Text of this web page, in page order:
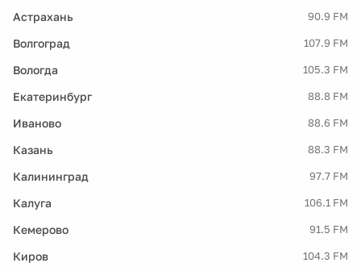
Астрахань 90.9 FM
Волгоград 107.9 FM
Вологда 105.3 FM
Екатеринбург 88.8 FM
Иваново 88.6 FM
Казань 88.3 FM
Калининград 97.7 FM
Калуга 106.1 FM
Кемерово 91.5 FM
Киров 104.3 FM